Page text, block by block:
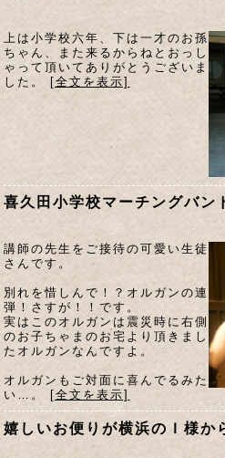
上は小学校六年、下は一才のお孫
ちゃん、また来るからねとおっし
ゃって頂いてありがとうございま
した。
[全文を表示]
喜久田小学校マーチングバ
講師の先生をご接待の可愛い生徒
さんです。
別れを惜しんで！？オルガンの連
弾！さすが！！です。
実はこのオルガンは震災時に右側
のお子ちゃまのお宅より頂きまし
たオルガンなんですよ。
オルガンもご対面に喜んでるみた
い…。
[全文を表示]
嬉しいお便りが横浜のＩ様か